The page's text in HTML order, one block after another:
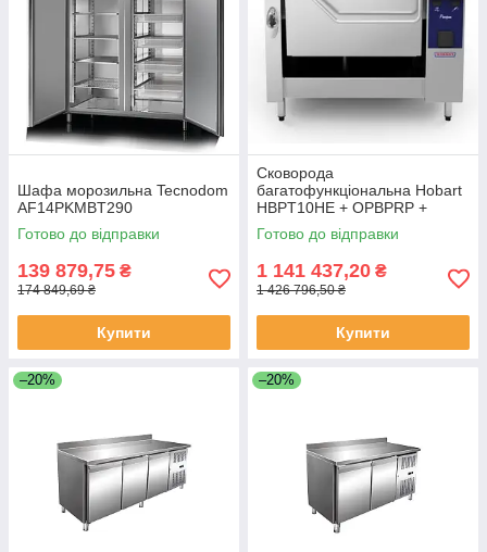
Шафа морозильна Tecnodom
AF14PKMBT290
Готово до відправки
139 879,75 ₴
174 849,69 ₴
Купити
Сковорода
багатофункціональна Hobart
HBPT10HE + OPBPRP +
ACSC
Готово до відправки
1 141 437,20 ₴
1 426 796,50 ₴
Купити
–20% –20%